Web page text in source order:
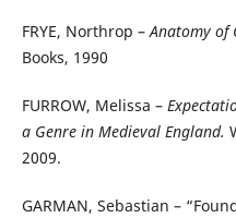
FRYE, Northrop – Anatomy of
Books, 1990
FURROW, Melissa –
a Genre in Medieval England.
2009.
GARMAN, Sebastian –